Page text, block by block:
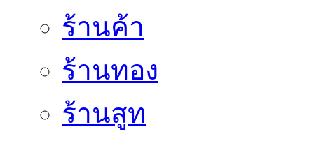
ร้านค้า
ร้านทอง
ร้านสูท